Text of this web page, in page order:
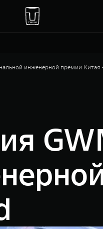
инженерной премии Китая